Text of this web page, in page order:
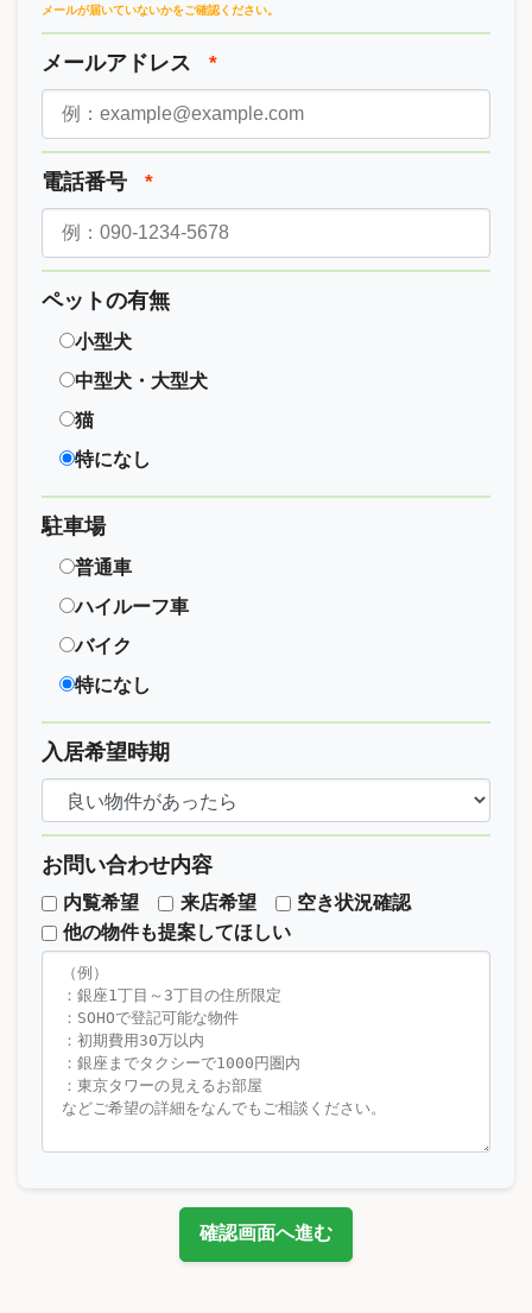
メールが届いていないかをご確認ください。
メールアドレス *
電話番号 *
ペットの有無
小型犬
中型犬・大型犬
猫
特になし
駐車場
普通車
ハイルーフ車
バイク
特になし
入居希望時期
お問い合わせ内容
内覧希望 来店希望
空き状況確認
他の物件も提案してほしい
確認画面へ進む